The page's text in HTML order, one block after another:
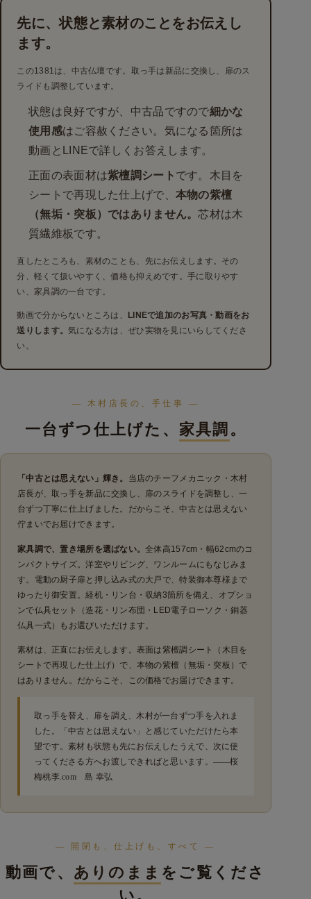
先に、状態と素材のことをお伝えし
ます。
この1381は、中古仏壇です。取っ手は新品に交換し、扉のス
ライドも調整しています。
状態は良好ですが、中古品ですので細かな
使用感はご容赦ください。気になる箇所は
動画とLINEで詳しくお答えします。
正面の表面材は紫檀調シート です。木目を
シートで再現した仕上げで、 本物の紫檀
（無垢・突板）ではありません。芯材は木
質繊維板です。
直したところも、素材のことも、先にお伝えします。その
分、軽くて扱いやすく、価格も抑えめです。手に取りやす
い、家具調の一台です。
動画で分からないところは、
LINEで追加のお写真・動画をお
送りします。気になる方は、ぜひ実物を見にいらしてくださ
い。
— 木村店長の、手仕事 —
一台ずつ仕上げた、 家具調 。
「中古とは思えない」輝き。 当店のチーフメカニック・木村
店長が、取っ手を新品に交換し、扉のスライドを調整し、一
台ずつ丁寧に仕上げました。だからこそ、中古とは思えない
佇まいでお届けできます。
家具調で、置き場所を選ばない。全体高157cm・幅62cmのコ
ンパクトサイズ。洋室やリビング、ワンルームにもなじみま
す。電動の厨子扉と押し込み式の大戸で、特装御本尊様まで
ゆったり御安置。経机・リン台・収納3箇所を備え、オプショ
ンで仏具セット（造花・リン布団・LED電子ローソク・銅器
仏具一式）もお選びいただけます。
素材は、正直にお伝えします。表面は紫檀調シート（木目を
シートで再現した仕上げ）で、本物の紫檀（無垢・突板）で
はありません。だからこそ、この価格でお届けできます。
取っ手を替え、扉を調え、木村が一台ずつ手を入れま
した。「中古とは思えない」と感じていただけたら本
望です。素材も状態も先にお伝えしたうえで、次に使
ってくださる方へお渡しできればと思います。——桜
梅桃李.com 島 幸弘
— 開閉も、仕上げも、すべて —
動画で、 ありのまま をご覧くださ
い。